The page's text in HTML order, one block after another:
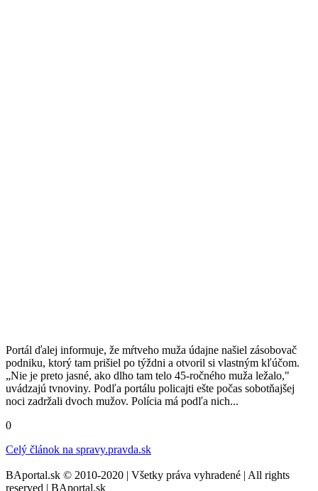
Portál ďalej informuje, že mŕtveho muža údajne našiel zásobovač
podniku, ktorý tam prišiel po týždni a otvoril si vlastným kľúčom.
„Nie je preto jasné, ako dlho tam telo 45-ročného muža ležalo,"
uvádzajú tvnoviny. Podľa portálu policajti ešte počas sobotňajšej
noci zadržali dvoch mužov. Polícia má podľa nich...
0
Celý článok na spravy.pravda.sk
BAportal.sk © 2010-2020 | Všetky práva vyhradené | All rights
reserved | BAportal.sk